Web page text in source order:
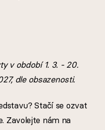
v období 1. 3. - 20.
dle obsazenosti.
Stačí se ozvat
Zavolejte nám na